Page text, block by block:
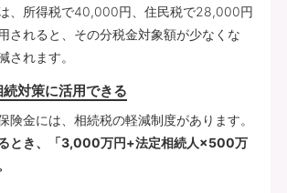
、所得税で40,000円、住民税で28,000円
されると、その分税金対象額が少なくな
されます。
対策に活用できる
険金には、相続税の軽減制度があります。
とき、「3,000万円+法定相続人×500万